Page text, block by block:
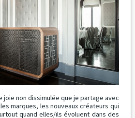
joie non dissimulée que je partage avec
marques, les nouveaux créateurs qui
quand elles/ils évoluent dans des